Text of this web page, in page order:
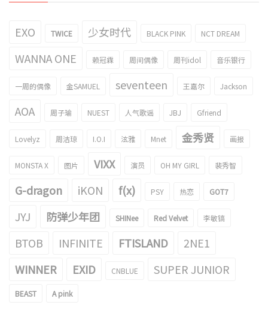
EXO TWICE 少女时代 BLACK PINK NCT DREAM
WANNA ONE 赖冠霖 周间偶像 周刊idol 音乐银行
一周的偶像 金SAMUEL seventeen 王嘉尔 Jackson
AOA 周子瑜 NUEST 人气歌谣 JBJ Gfriend
Lovelyz 周洁琼 I.O.I 泫雅 Mnet 金秀贤 画报
MONSTA X 图片 VIXX 演员 OH MY GIRL 裴秀智
G-dragon iKON f(x) PSY 热恋 GOT7
JYJ 防弹少年团 SHINee Red Velvet 李敏镐
BTOB INFINITE FTISLAND
2NE1
WINNER
EXID CNBLUE SUPER JUNIOR
BEAST A pink